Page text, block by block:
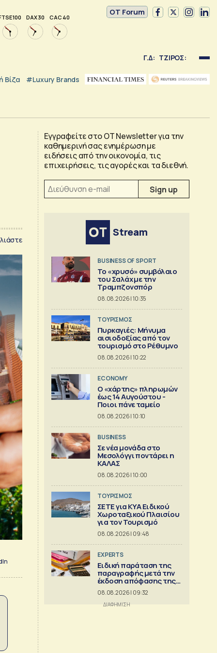
100 DAX 30 CAC 40
OT Forum
Γ.Δ: ΤΖΙΡΟΣ:
Βίζα #luxury Brands
Εγγραφείτε στο OT Newsletter για την
καθημερινή σας ενημέρωση με
ειδήσεις από την οικονομία, τις
επιχειρήσεις, τις αγορές και τα διεθνή.
Stream
BUSINESS OF SPORT
Το «χρυσό» συμβόλαιο
του Σαλάχ με την
Τραμπζονσπόρ
08.08.2026 | 10:35
ΤΟΥΡΙΣΜΟΣ
Πυρκαγιές: Μήνυμα
αισιοδοξίας από τον
τουρισμό στο Ρέθυμνο
08.08.2026 | 10:22
ECONOMY
Ο «χάρτης» πληρωμών
έως 14 Αυγούστου -
Ποιοι πάνε ταμείο
08.08.2026 | 10:10
BUSINESS
Σε νέα μονάδα στο
Μεσολόγγι ποντάρει η
ΚΑΛΑΣ
08.08.2026 | 10:00
ΤΟΥΡΙΣΜΟΣ
ΣΕΤΕ για ΚΥΑ Ειδικού
Χωροταξικού Πλαισίου
για τον Τουρισμό
08.08.2026 | 09:48
EXPERTS
Ειδική παράταση της
παραγραφής μετά την
έκδοση απόφασης της
Διεύθυνσης Επίλυσης
Διαφορών [Μέρος 6ο]
08.08.2026 | 09:32